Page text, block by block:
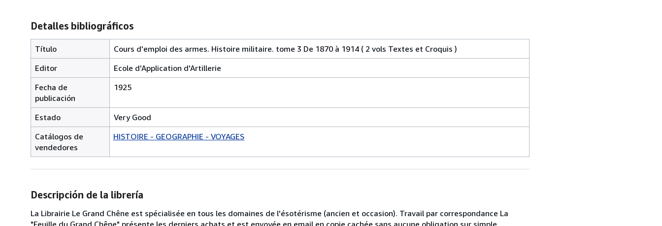
Detalles bibliográficos
Título
Cours d'emploi des armes. Histoire militaire. tome 3 De 1870 à 1914 ( 2 vols Textes et Croquis )
Editor
Ecole d'Application d'Artillerie
Fecha de
publicación
1925
Estado
Very Good
Catálogos de
vendedores
HISTOIRE - GEOGRAPHIE - VOYAGES
Descripción de la librería
La Librairie Le Grand Chêne est spécialisée en tous les domaines de l'ésotérisme (ancien et occasion). Travail par correspondance La
"Feuille du Grand Chêne" présente les derniers achats et est envoyée en email en copie cachée sans aucune obligation sur simple